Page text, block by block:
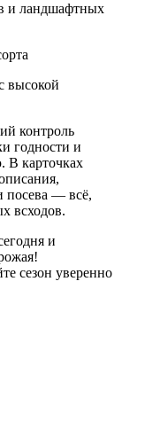
и ландшафтных
высокой
контроль
годности и
В карточках
посева — всё,
всходов.
и
сезон уверенно